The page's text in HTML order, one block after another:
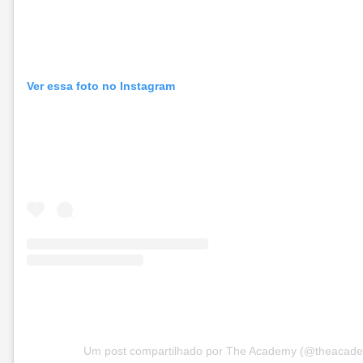
Ver essa foto no Instagram
Um post compartilhado por The Academy